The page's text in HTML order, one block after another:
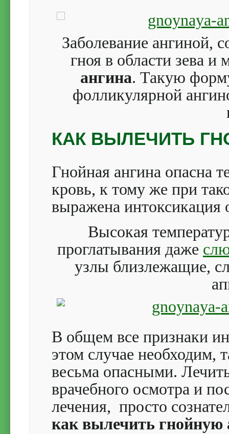
Заболевание ангиной,
гноя в области зева
ангина. Такую
фолликулярной
КАК ВЫЛЕЧИТЬ
Гнойная ангина опасна
кровь, к тому же при
выражена интоксикация
Высокая
проглатывания даже
узлы близлежащие,
В общем все признаки
этом случае необходим,
весьма опасными.
врачебного осмотра и
лечения, просто
как вылечить гнойную